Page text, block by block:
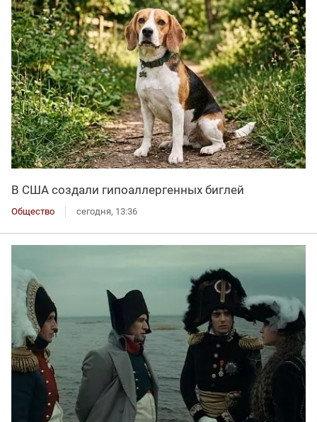
В США создали гипоаллергенных биглей
Общество сегодня, 13:36